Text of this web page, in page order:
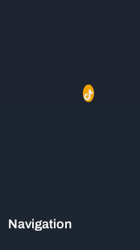
Navigation